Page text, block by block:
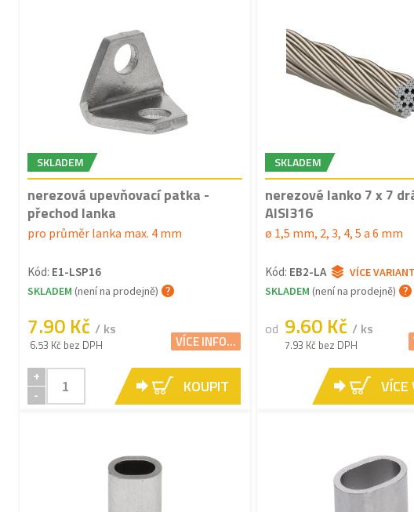
SKLADEM
nerezová upevňovací patka -
přechod lanka
pro průměr lanka max. 4 mm
Kód: E1-LSP16
SKLADEM (není na prodejně)
7.90 Kč / ks
6.53 Kč bez DPH VÍCE INFO...
+
-
KOUPIT
SKLADEM
nerezové lanko 7 x 7
AISI316
ø 1,5 mm, 2, 3, 4, 5 a 6 mm
Kód: EB2-LA
VÍCE VARIANT
SKLADEM (není na prodejně)
od 9.60 Kč / ks
7.93 Kč bez DPH
VÍCE